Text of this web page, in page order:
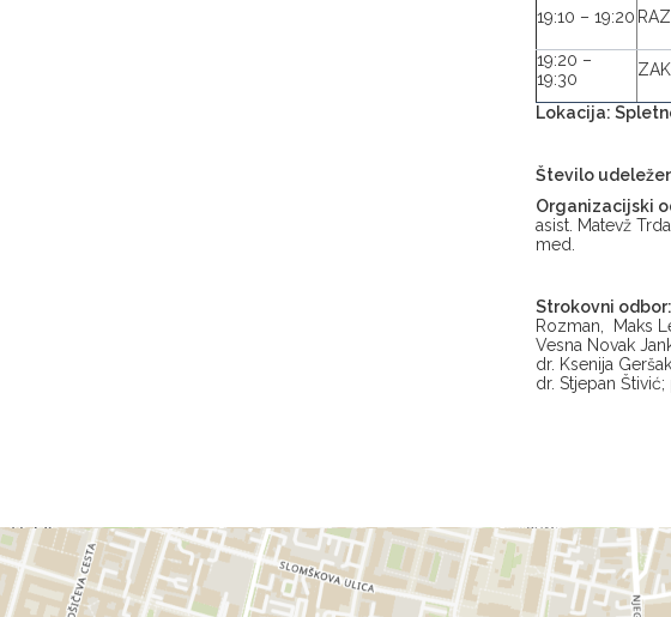
19:10 – 19:20
19:20 –
19:30
Lokacija:
Število
Organizacijski
asist. Matevž
med.
Strokovni odbor:
Rozman, Maks
Vesna Novak
dr. Ksenija
dr. Stjepan